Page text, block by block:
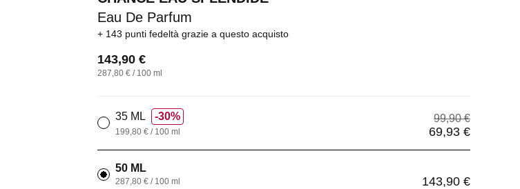
Eau De Parfum
143 punti fedeltà grazie a questo acquisto
143,90 €
287,80 € / 100 ml
35 ML 30% 99,90 €
69,93 €
199,80 € / 100 ml
50 ML
143,90 €
287,80 € / 100 ml